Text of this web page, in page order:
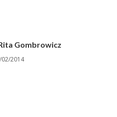
Gombrowicz
2014